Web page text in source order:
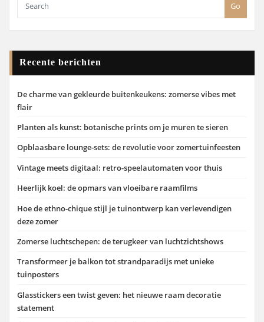
Go
Recente berichten
De charme van gekleurde buitenkeukens: zomerse vibes met
flair
Planten als kunst: botanische prints om je muren te sieren
Opblaasbare lounge-sets: de revolutie voor zomertuinfeesten
Vintage meets digitaal: retro-speelautomaten voor thuis
Heerlijk koel: de opmars van vloeibare raamfilms
Hoe de ethno-chique stijl je tuinontwerp kan verlevendigen
deze zomer
Zomerse luchtschepen: de terugkeer van luchtzichtshows
Transformeer je balkon tot strandparadijs met unieke
tuinposters
Glasstickers een twist geven: het nieuwe raam decoratie
statement